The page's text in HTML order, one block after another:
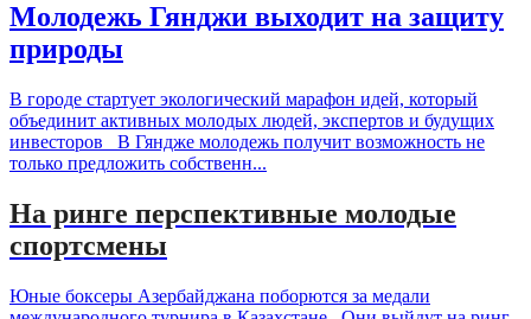
Молодежь Гянджи выходит на защиту
природы
В городе стартует экологический марафон идей, который
объединит активных молодых людей, экспертов и будущих
инвесторов В Гяндже молодежь получит возможность не
только предложить собственн...
На ринге перспективные молодые
спортсмены
Юные боксеры Азербайджана поборются за медали